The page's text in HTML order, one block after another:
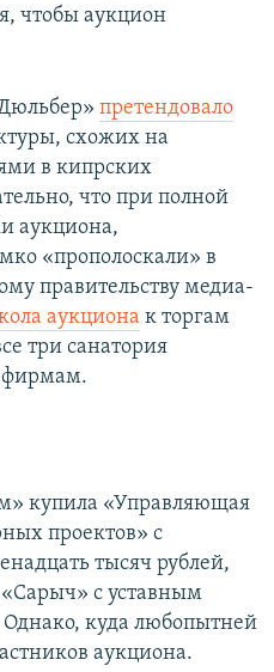
чтобы аукцион
претендовало
схожих на
в кипрских
что при полной
аукциона,
«прополоскали» в
правительству медиа-
аукциона к торгам
три санатория
фирмам.
купила «Управляющая
проектов» с
тысяч рублей,
с уставным
куда любопытней
аукциона.